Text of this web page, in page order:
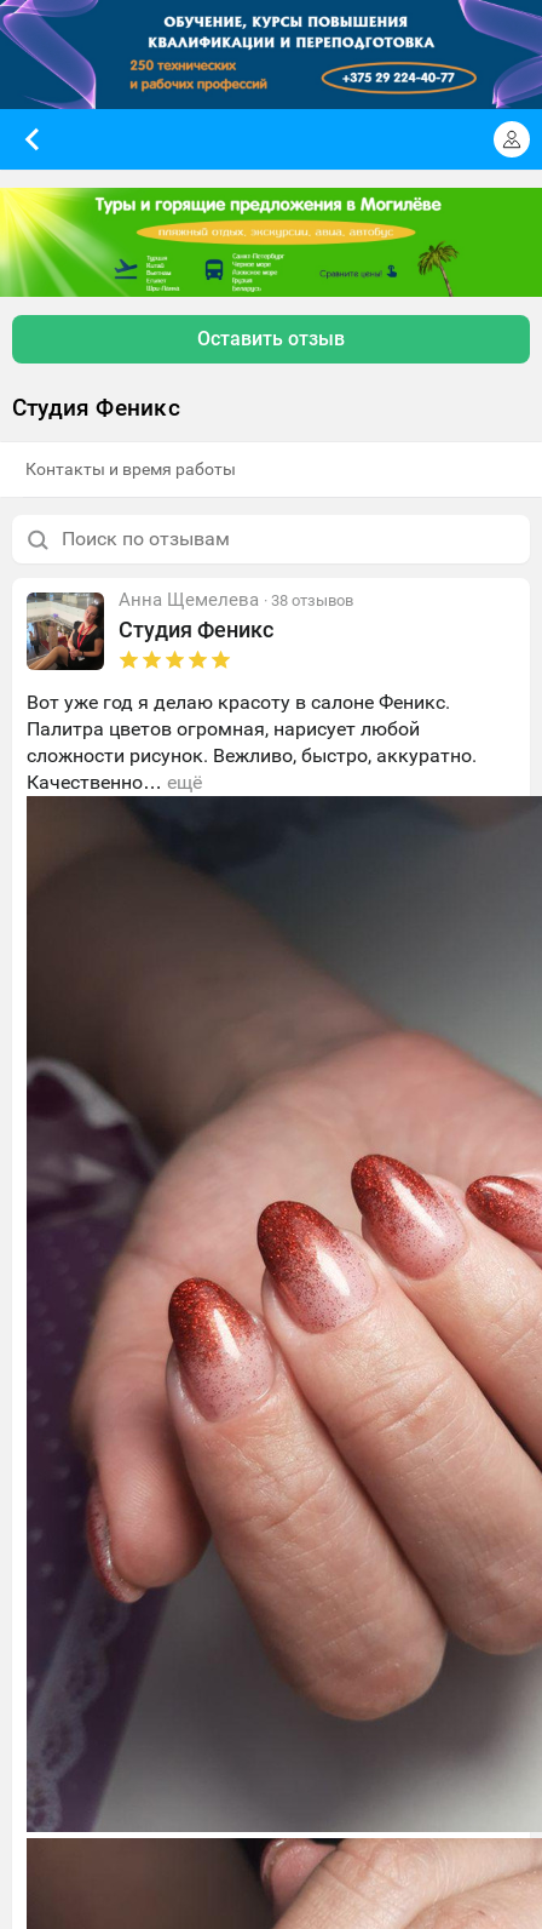
Оставить отзыв
Студия Феникс
Контакты и время работы
Анна Щемелева · 38 отзывов
Студия Феникс
Вот уже год я делаю красоту в салоне Феникс.
Палитра цветов огромная, нарисует любой
сложности рисунок. Вежливо, быстро, аккуратно.
Качественно… ещё